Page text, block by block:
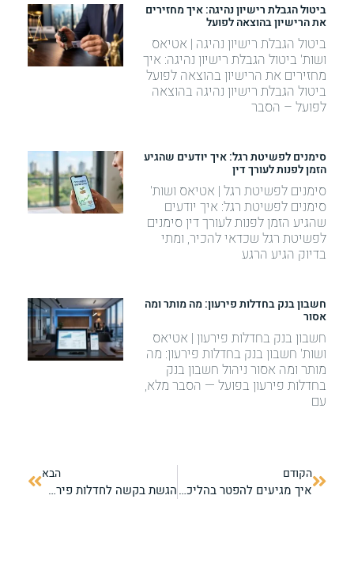
ביטול הגבלת רישיון נהיגה: איך מחזירים
את הרישיון בהוצאה לפועל
ביטול הגבלת רישיון נהיגה | אטיאס
ושות' ביטול הגבלת רישיון נהיגה: איך
מחזירים את הרישיון בהוצאה לפועל
ביטול הגבלת רישיון נהיגה בהוצאה
לפועל – הסבר
סימנים לפשיטת רגל: איך יודעים שהגיע
הזמן לפנות לעורך דין
סימנים לפשיטת רגל | אטיאס ושות'
סימנים לפשיטת רגל: איך יודעים
שהגיע הזמן לפנות לעורך דין סימנים
לפשיטת רגל שכדאי להכיר, ומתי
בדיוק הגיע הרגע
חשבון בנק בחדלות פירעון: מה מותר ומה
אסור
חשבון בנק בחדלות פירעון | אטיאס
ושות' חשבון בנק בחדלות פירעון: מה
מותר ומה אסור ניהול חשבון בנק
בחדלות פירעון בפועל — הסבר מלא,
עם
הקודם
איך מגיעים להפטר בהליכי חדלות פירעון?
הבא
הגשת בקשה לחדלות פירעון לחברה בע"מ — מדריך מעשי לבעלי חברות